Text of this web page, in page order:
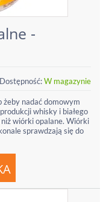
-
Dostępność:W magazynie
nadać domowym
whisky i białego
wiórki opalane. Wiórki
sprawdzają się do